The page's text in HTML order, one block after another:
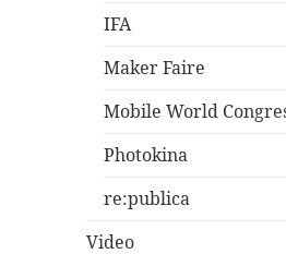
IFA
Maker Faire
Mobile World
Photokina
re:publica
Video